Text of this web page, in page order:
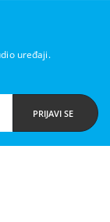
uređaji.
PRIJAVI SE